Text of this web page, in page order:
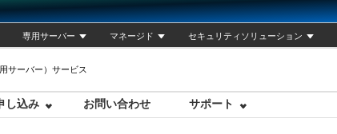
専用サーバー マネージド セキュリティソリューション
サーバー）サービス
し込み お問い合わせ サポート